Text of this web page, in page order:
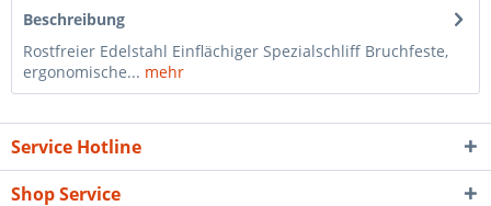
Beschreibung
Rostfreier Edelstahl Einflächiger Spezialschliff Bruchfeste,
ergonomische... mehr
Service Hotline
Shop Service